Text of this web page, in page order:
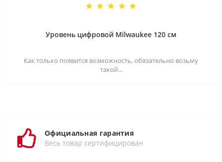
Уровень цифровой Milwaukee 120 см
Как только появится возможность, обязательно возьму
такой...
Официальная гарантия
Весь товар сертифицирован